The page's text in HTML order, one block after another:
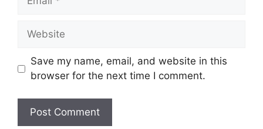
Website
Save my name, email, and website in this
browser for the next time I comment.